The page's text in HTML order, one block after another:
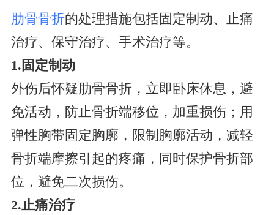
肋骨骨折的处理措施包括固定制动、止痛
治疗、保守治疗、手术治疗等。
1.固定制动
外伤后怀疑肋骨骨折，立即卧床休息，避
免活动，防止骨折端移位，加重损伤；用
弹性胸带固定胸廓，限制胸廓活动，减轻
骨折端摩擦引起的疼痛，同时保护骨折部
位，避免二次损伤。
2.止痛治疗